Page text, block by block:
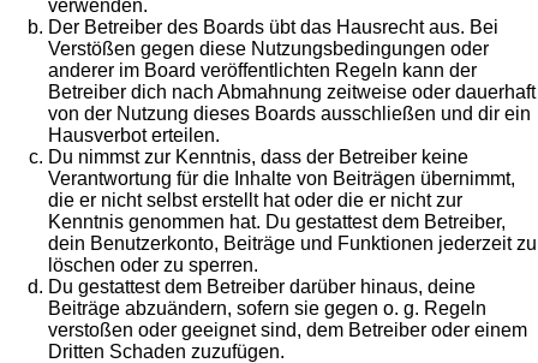
verwenden.
Der Betreiber des Boards übt das Hausrecht aus. Bei
Verstößen gegen diese Nutzungsbedingungen oder
anderer im Board veröffentlichten Regeln kann der
Betreiber dich nach Abmahnung zeitweise oder dauerhaft
von der Nutzung dieses Boards ausschließen und dir ein
Hausverbot erteilen.
Du nimmst zur Kenntnis, dass der Betreiber keine
Verantwortung für die Inhalte von Beiträgen übernimmt,
die er nicht selbst erstellt hat oder die er nicht zur
Kenntnis genommen hat. Du gestattest dem Betreiber,
dein Benutzerkonto, Beiträge und Funktionen jederzeit zu
löschen oder zu sperren.
Du gestattest dem Betreiber darüber hinaus, deine
Beiträge abzuändern, sofern sie gegen o. g. Regeln
verstoßen oder geeignet sind, dem Betreiber oder einem
Dritten Schaden zuzufügen.